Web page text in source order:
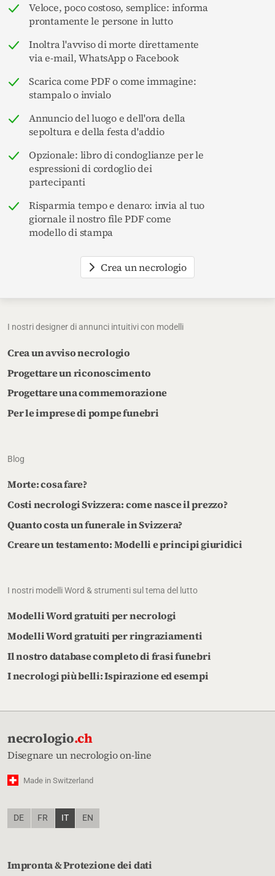
Veloce, poco costoso, semplice: informa
prontamente le persone in lutto
Inoltra l'avviso di morte direttamente
via e-mail, WhatsApp o Facebook
Scarica come PDF o come immagine:
stampalo o invialo
Annuncio del luogo e dell'ora della
sepoltura e della festa d'addio
Opzionale: libro di condoglianze per le
espressioni di cordoglio dei
partecipanti
Risparmia tempo e denaro: invia al tuo
giornale il nostro file PDF come
modello di stampa
Crea un necrologio
I nostri designer di annunci intuitivi con modelli
Crea un avviso necrologio
Progettare un riconoscimento
Progettare una commemorazione
Per le imprese di pompe funebri
Blog
Morte: cosa fare?
Costi necrologi Svizzera: come nasce il prezzo?
Quanto costa un funerale in Svizzera?
Creare un testamento: Modelli e principi giuridici
I nostri modelli Word & strumenti sul tema del lutto
Modelli Word gratuiti per necrologi
Modelli Word gratuiti per ringraziamenti
Il nostro database completo di frasi funebri
I necrologi più belli: Ispirazione ed esempi
necrologio.ch
Disegnare un necrologio on-line
Made in Switzerland
DE FR IT EN
Impronta & Protezione dei dati